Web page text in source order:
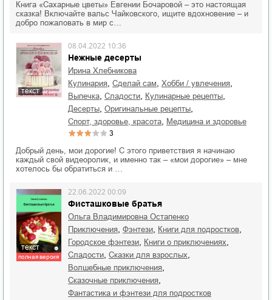
Книга «Сахарные цветы» Евгении Бочаровой – это настоящая
сказка! Включайте вальс Чайковского, ищите вдохновение – и
добро пожаловать в мир с…
текст
Нежные десерты
08.04.2022 10:36
Ирина Хлебникова
кулинария
сделай сам хобби / увлечения
выпечка сладости кулинарные рецепты
десерты оригинальные рецепты
спорт, здоровье, красота медицина и здоровье
3
Добрый день, мои дорогие! С этого приветствия я начинаю
каждый свой видеоролик, и именно так – «мои дорогие» – мне
хотелось бы обратиться и …
текст
полная версия
Фисташковые братья
22.06.2022 00:09
Ольга Владимировна Остапенко
приключения
фэнтези книги для подростков
городское фэнтези книги о приключениях
сладости сказки для взрослых
волшебные приключения
сказочные приключения
фантастика и фэнтези для подростков